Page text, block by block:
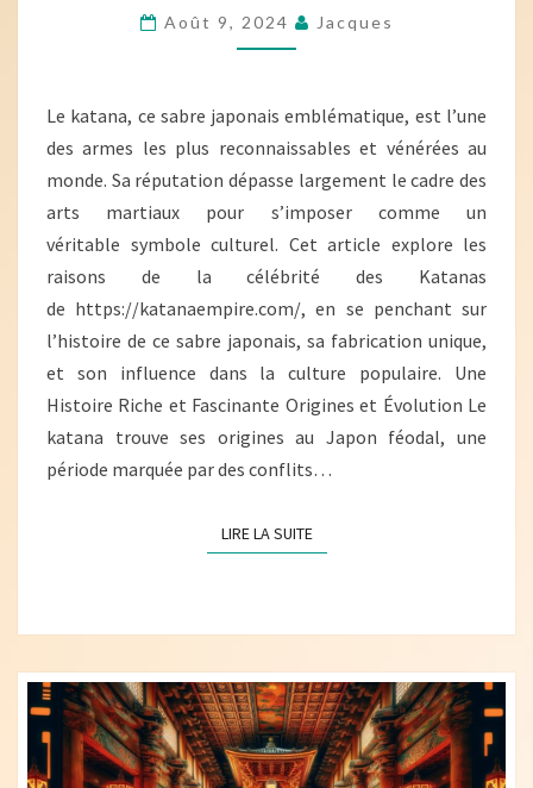
EST-
IL
CÉLÈBRE
?
Août 9, 2024 Jacques
Le katana, ce sabre japonais emblématique, est l’une
des armes les plus reconnaissables et vénérées au
monde. Sa réputation dépasse largement le cadre des
arts martiaux pour s’imposer comme un
véritable symbole culturel. Cet article explore les
raisons de la célébrité des Katanas
de https://katanaempire.com/, en se penchant sur
l’histoire de ce sabre japonais, sa fabrication unique,
et son influence dans la culture populaire. Une
Histoire Riche et Fascinante Origines et Évolution Le
katana trouve ses origines au Japon féodal, une
période marquée par des conflits…
LIRE LA SUITELIRE LA SUITE